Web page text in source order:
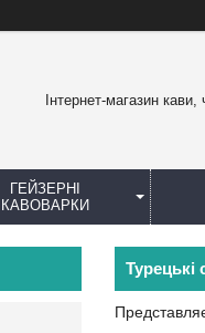
Інтернет-магазин
ГЕЙЗЕРНІ
КАВОВАРКИ